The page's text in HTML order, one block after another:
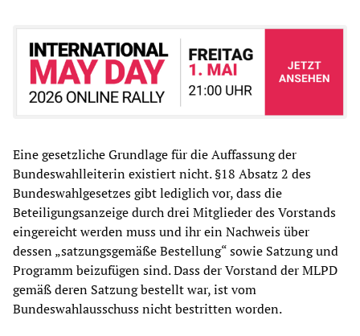
Eine gesetzliche Grundlage für die Auffassung der
Bundeswahlleiterin existiert nicht. §18 Absatz 2 des
Bundeswahlgesetzes gibt lediglich vor, dass die
Beteiligungsanzeige durch drei Mitglieder des Vorstands
eingereicht werden muss und ihr ein Nachweis über
dessen „satzungsgemäße Bestellung“ sowie Satzung und
Programm beizufügen sind. Dass der Vorstand der MLPD
gemäß deren Satzung bestellt war, ist vom
Bundeswahlausschuss nicht bestritten worden.